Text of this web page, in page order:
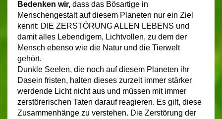
Bedenken wir, dass das Bösartige in
Menschengestalt auf diesem Planeten nur ein Ziel
kennt: DIE ZERSTÖRUNG ALLEN LEBENS und
damit alles Lebendigem, Lichtvollen, zu dem der
Mensch ebenso wie die Natur und die Tierwelt
gehört.
Dunkle Seelen, die noch auf diesem Planeten ihr
Dasein fristen, halten dieses zurzeit immer stärker
werdende Licht nicht aus und müssen mit immer
zerstörerischen Taten darauf reagieren. Es gilt, diese
Zusammenhänge zu verstehen. Die Zerstörung der